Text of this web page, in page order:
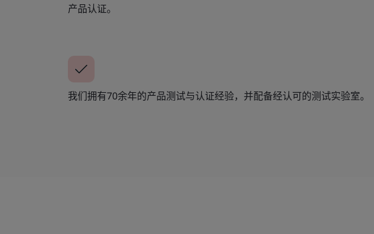
产品认证。
我们拥有70余年的产品测试与认证经验，并配备经认可的测试实验室。